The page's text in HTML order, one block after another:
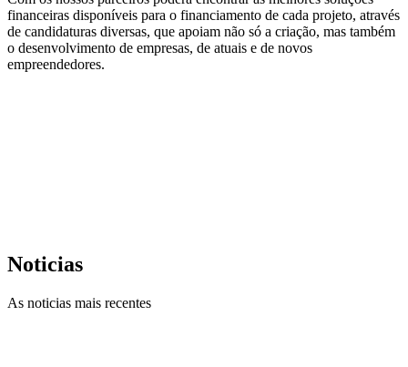
financeiras disponíveis para o financiamento de cada projeto, através
de candidaturas diversas, que apoiam não só a criação, mas também
o desenvolvimento de empresas, de atuais e de novos
empreendedores.
Noticias
As noticias mais recentes